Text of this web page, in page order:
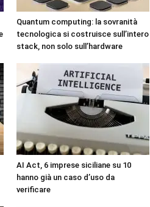
Quantum computing: la sovranità
tecnologica si costruisce sull’intero
stack, non solo sull’hardware
AI Act, 6 imprese siciliane su 10
hanno già un caso d’uso da
verificare